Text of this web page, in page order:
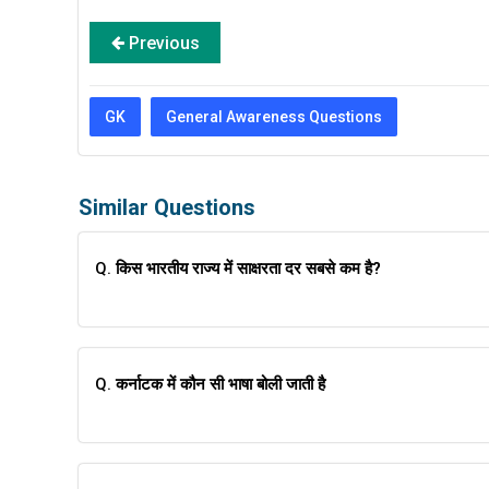
Previous
GK General Awareness Questions
Similar Questions
Q.किस भारतीय राज्य में साक्षरता दर सबसे कम है?
Q.कर्नाटक में कौन सी भाषा बोली जाती है